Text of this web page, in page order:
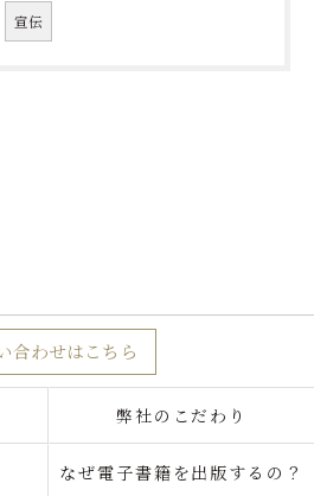
宣伝
合わせはこちら
弊社のこだわり
なぜ電子書籍を出版するの？